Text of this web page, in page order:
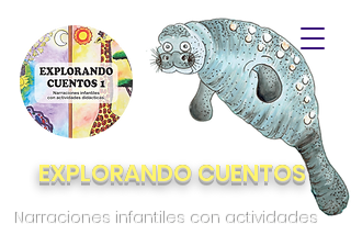
EXPLORANDO CUENTOS
Narraciones infantiles con actividades